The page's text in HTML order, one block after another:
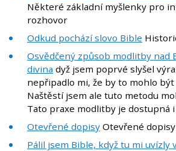
Některé základní myšlenky pro
rozhovor
Odkud pochází slovo Bible
Osvědčený způsob modlitby nad
divina dyž jsem poprvé slyšel
nepřipadlo mi, že by to mohlo
Naštěstí jsem ale tuto metodu
Tato praxe modlitby je dostupná
Otevřené dopisy Otevřené
Pálil jsem Bible, když tu mi uvízly